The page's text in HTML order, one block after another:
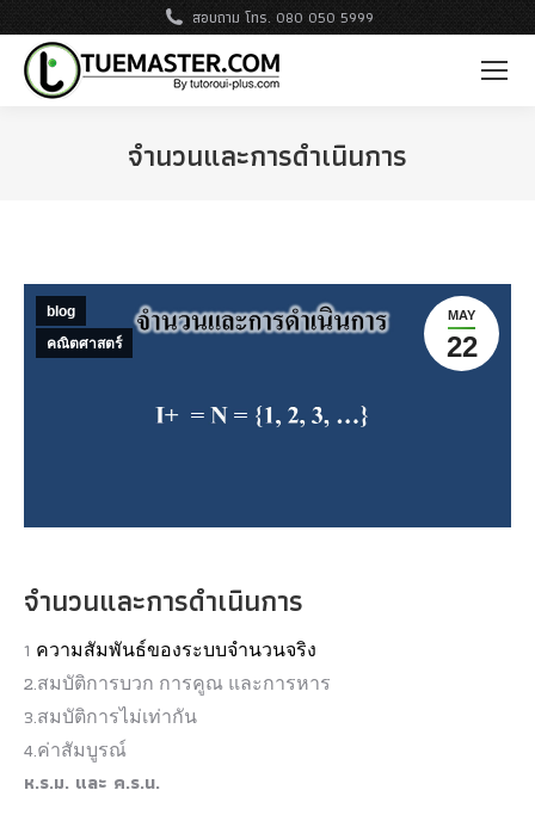
สอบถาม โทร. 080 050 5999
จำนวนและการดำเนินการ
MAY
22
blog
คณิตศาสตร์
จำนวนและการดำเนินการ
1 ความสัมพันธ์ของระบบจำนวนจริง
2.สมบัติการบวก การคูณ และการหาร
3.สมบัติการไม่เท่ากัน
4.ค่าสัมบูรณ์
ห.ร.ม. และ ค.ร.น.